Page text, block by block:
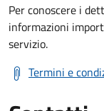
Per conoscere i
informazioni
servizio.
Termini e